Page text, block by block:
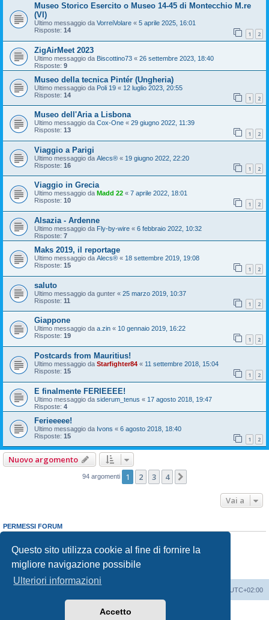
Questo sito utilizza cookie al fine di fornire la
migliore navigazione possibile
Ulteriori informazioni
Accetto
Museo Storico Esercito o Museo 14-45 di Montecchio M.re
(VI)
Ultimo messaggio da VorreiVolare « 5 aprile 2025, 16:01
Risposte: 14 1 2
ZigAirMeet 2023
Ultimo messaggio da Biscottino73 « 26 settembre 2023, 18:40
Risposte: 9
Museo della tecnica Pintér (Ungheria)
Ultimo messaggio da Poli 19 « 12 luglio 2023, 20:55
Risposte: 14 1 2
Museo dell'Aria a Lisbona
Ultimo messaggio da Cox-One « 29 giugno 2022, 11:39
Risposte: 13 1 2
Viaggio a Parigi
Ultimo messaggio da Alecs® « 19 giugno 2022, 22:20
Risposte: 16 1 2
Viaggio in Grecia
Ultimo messaggio da Madd 22 « 7 aprile 2022, 18:01
Risposte: 10 1 2
Alsazia - Ardenne
Ultimo messaggio da Fly-by-wire « 6 febbraio 2022, 10:32
Risposte: 7
Maks 2019, il reportage
Ultimo messaggio da Alecs® « 18 settembre 2019, 19:08
Risposte: 15 1 2
saluto
Ultimo messaggio da gunter « 25 marzo 2019, 10:37
Risposte: 11 1 2
Giappone
Ultimo messaggio da a.zin « 10 gennaio 2019, 16:22
Risposte: 19 1 2
Postcards from Mauritius!
Ultimo messaggio da Starfighter84 « 11 settembre 2018, 15:04
Risposte: 15 1 2
E finalmente FERIEEEE!
Ultimo messaggio da siderum_tenus « 17 agosto 2018, 19:47
Risposte: 4
Ferieeeee!
Ultimo messaggio da Ivons « 6 agosto 2018, 18:40
Risposte: 15 1 2
Nuovo argomento
94 argomenti 1 2 3 4
Vai a
PERMESSI FORUM
Non puoi
rispondere negli argomenti
Non puoimodificare i tuoi messaggi
Non puoicancellare i tuoi messaggi
Non puoi
inviare allegati
UTC+02:00
phpBB® Forum Software © phpBB Limited